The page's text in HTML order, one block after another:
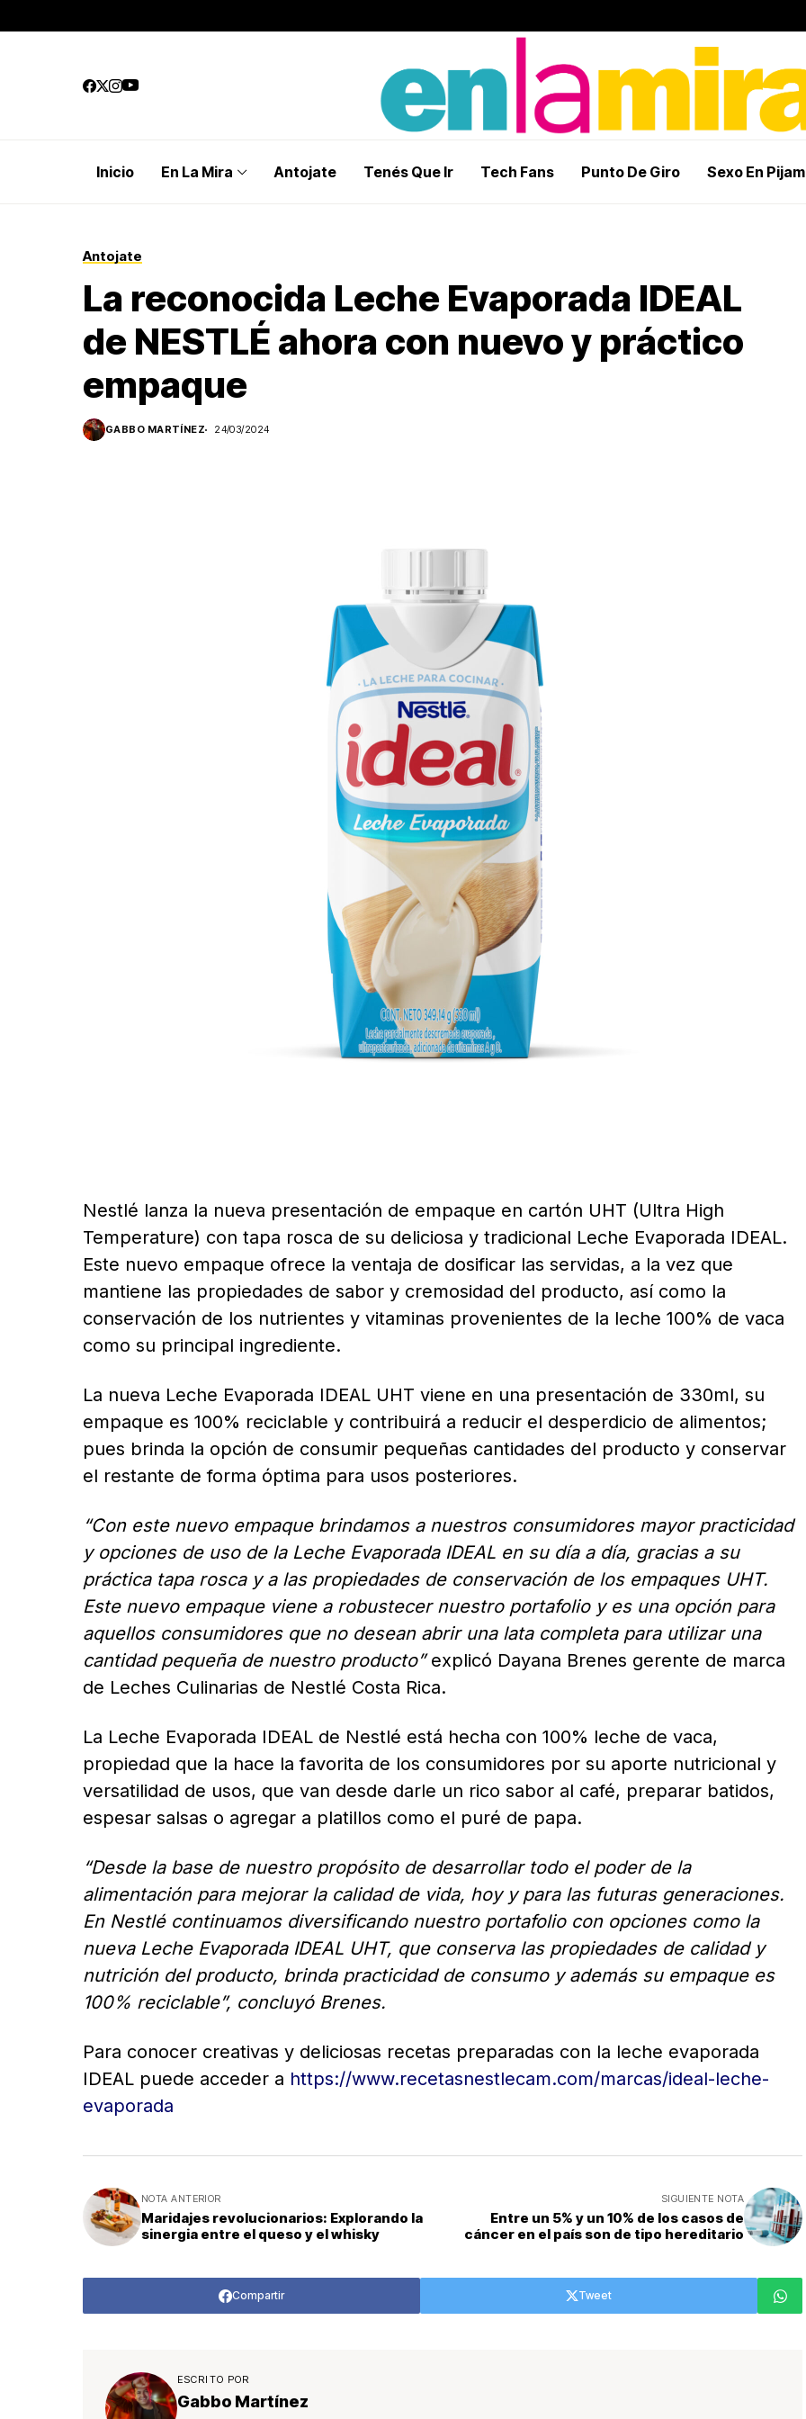
Inicio En La Mira Antojate Tenés Que Ir Tech Fans Punto De Giro Sexo En
Antojate
La reconocida Leche Evaporada IDEAL
de NESTLÉ ahora con nuevo y práctico
empaque
GABBO MARTÍNEZ 24/03/2024
Nestlé lanza la nueva presentación de empaque en cartón UHT (Ultra High
Temperature) con tapa rosca de su deliciosa y tradicional Leche Evaporada IDEAL.
Este nuevo empaque ofrece la ventaja de dosificar las servidas, a la vez que
mantiene las propiedades de sabor y cremosidad del producto, así como la
conservación de los nutrientes y vitaminas provenientes de la leche 100% de vaca
como su principal ingrediente.
La nueva Leche Evaporada IDEAL UHT viene en una presentación de 330ml, su
empaque es 100% reciclable y contribuirá a reducir el desperdicio de alimentos;
pues brinda la opción de consumir pequeñas cantidades del producto y conservar
el restante de forma óptima para usos posteriores.
“Con este nuevo empaque brindamos a nuestros consumidores mayor practicidad
y opciones de uso de la Leche Evaporada IDEAL en su día a día, gracias a su
práctica tapa rosca y a las propiedades de conservación de los empaques UHT.
Este nuevo empaque viene a robustecer nuestro portafolio y es una opción para
aquellos consumidores que no desean abrir una lata completa para utilizar una
cantidad pequeña de nuestro producto”explicó Dayana Brenes gerente de marca
de Leches Culinarias de Nestlé Costa Rica.
La Leche Evaporada IDEAL de Nestlé está hecha con 100% leche de vaca,
propiedad que la hace la favorita de los consumidores por su aporte nutricional y
versatilidad de usos, que van desde darle un rico sabor al café, preparar batidos,
espesar salsas o agregar a platillos como el puré de papa.
“Desde la base de nuestro propósito de desarrollar todo el poder de la
alimentación para mejorar la calidad de vida, hoy y para las futuras generaciones.
En Nestlé continuamos diversificando nuestro portafolio con opciones como la
nueva Leche Evaporada IDEAL UHT, que conserva las propiedades de calidad y
nutrición del producto, brinda practicidad de consumo y además su empaque es
100% reciclable”, concluyó Brenes.
Para conocer creativas y deliciosas recetas preparadas con la leche evaporada
IDEAL puede acceder a https://www.recetasnestlecam.com/marcas/ideal-leche-
evaporada
NOTA ANTERIOR
Maridajes revolucionarios: Explorando la
sinergia entre el queso y el whisky
SIGUIENTE NOTA
Entre un 5% y un 10% de los casos de
cáncer en el país son de tipo hereditario
Compartir Tweet
ESCRITO POR
Gabbo Martínez